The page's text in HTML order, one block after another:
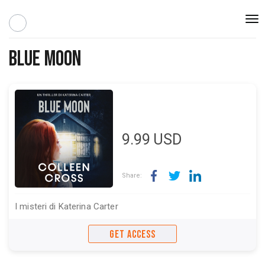
Blue Moon
9.99 USD
Share:
I misteri di Katerina Carter
GET ACCESS